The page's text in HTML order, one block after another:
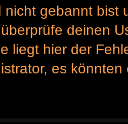
nicht gebannt bist
deinen
liegt hier der
es